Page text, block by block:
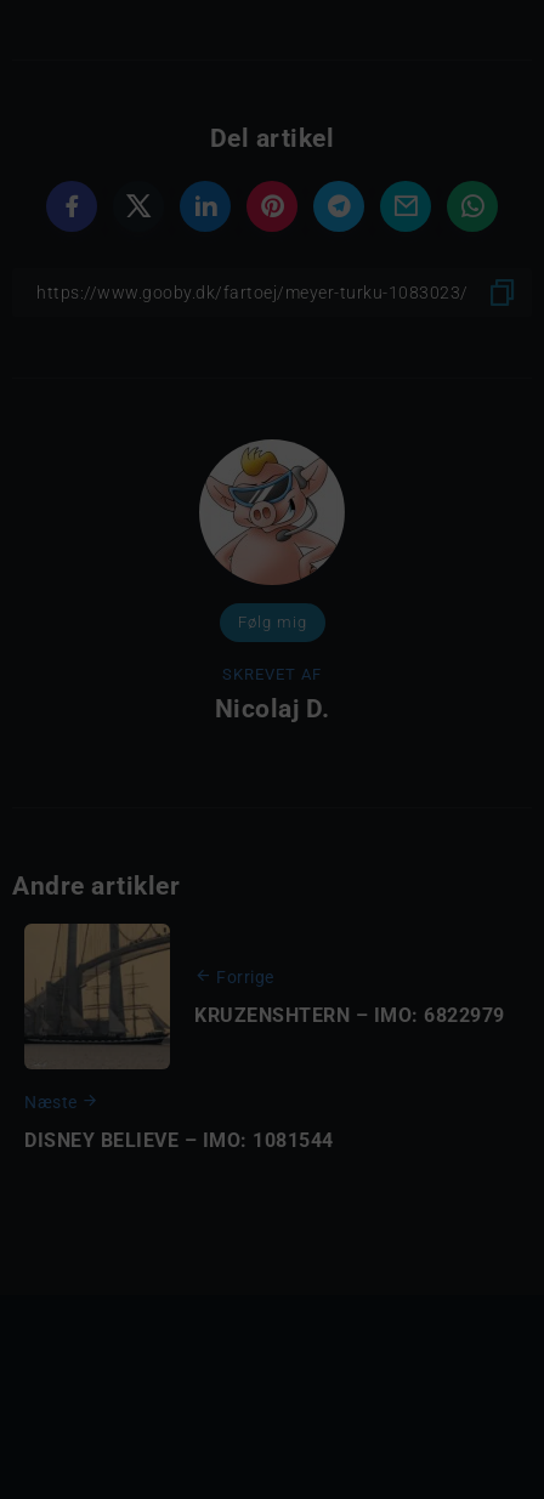
Del artikel
Følg mig
SKREVET AF
Nicolaj D.
Andre artikler
Forrige
KRUZENSHTERN – IMO: 6822979
Næste
DISNEY BELIEVE – IMO: 1081544